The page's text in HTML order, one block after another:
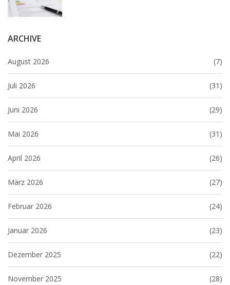
ARCHIVE
August 2026 (7)
Juli 2026 (31)
Juni 2026 (29)
Mai 2026 (31)
April 2026 (26)
März 2026 (27)
Februar 2026 (24)
Januar 2026 (23)
Dezember 2025 (22)
November 2025 (28)